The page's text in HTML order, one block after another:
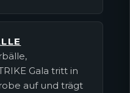
Gala tritt in
auf und trägt